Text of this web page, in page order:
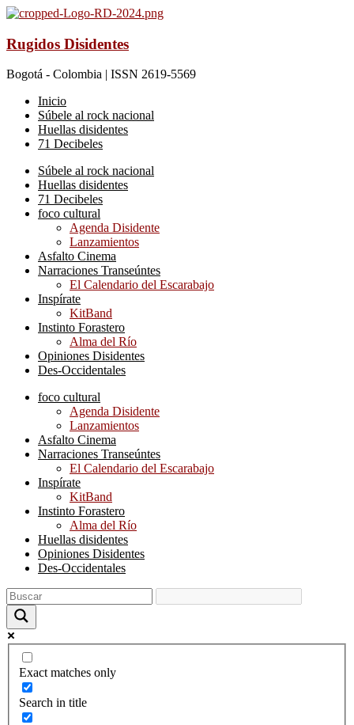
Rugidos Disidentes
Bogotá - Colombia | ISSN 2619-5569
Inicio
Súbele al rock nacional
Huellas disidentes
71 Decibeles
Súbele al rock nacional
Huellas disidentes
71 Decibeles
foco cultural
Agenda Disidente
Lanzamientos
Asfalto Cinema
Narraciones Transeúntes
El Calendario del Escarabajo
Inspírate
KitBand
Instinto Forastero
Alma del Río
Opiniones Disidentes
Des-Occidentales
foco cultural
Agenda Disidente
Lanzamientos
Asfalto Cinema
Narraciones Transeúntes
El Calendario del Escarabajo
Inspírate
KitBand
Instinto Forastero
Alma del Río
Huellas disidentes
Opiniones Disidentes
Des-Occidentales
Exact matches only
Search in title